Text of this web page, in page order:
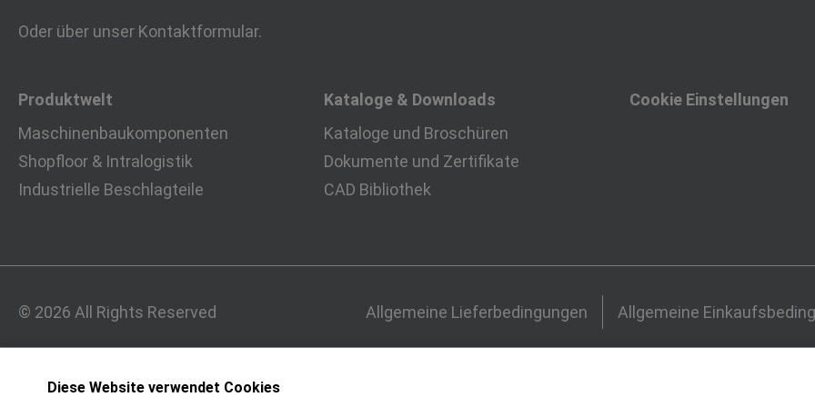
Oder über unser Kontaktformular.
Produktwelt
Maschinenbaukomponenten
Shopfloor & Intralogistik
Industrielle Beschlagteile
Kataloge & Downloads
Kataloge und Broschüren
Dokumente und Zertifikate
CAD Bibliothek
Cookie Einstellungen
© 2026 All Rights Reserved Allgemeine Lieferbedingungen Allgemeine
Diese Website verwendet Cookies